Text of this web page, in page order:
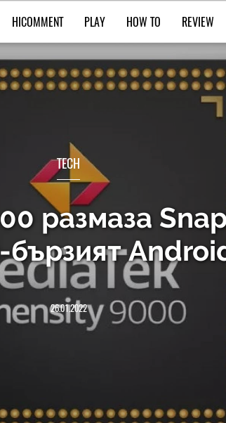
HICOMMENT PLAY HOW TO REVIEW
TECH
размаза
26.01.2022